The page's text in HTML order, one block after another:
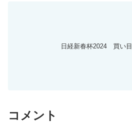
日経新春杯2024 買い目
コメント